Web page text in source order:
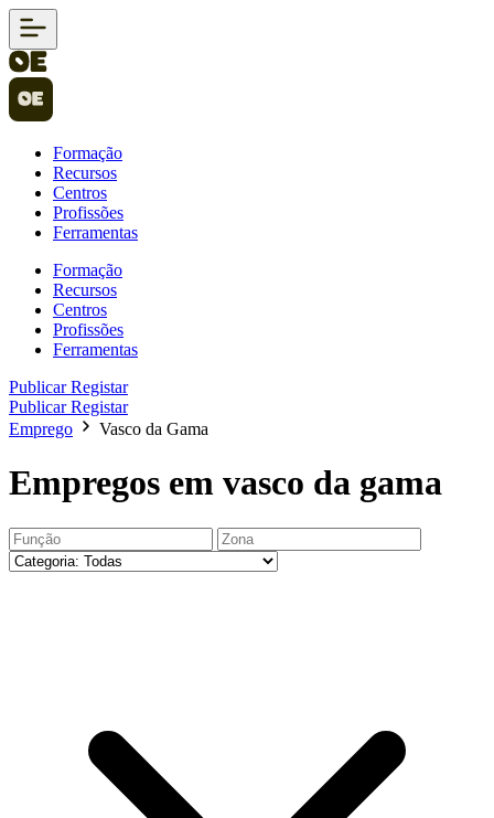
Formação
Recursos
Centros
Profissões
Ferramentas
Formação
Recursos
Centros
Profissões
Ferramentas
PublicarRegistar
PublicarRegistar
Emprego
Vasco da Gama
Empregos em vasco da gama